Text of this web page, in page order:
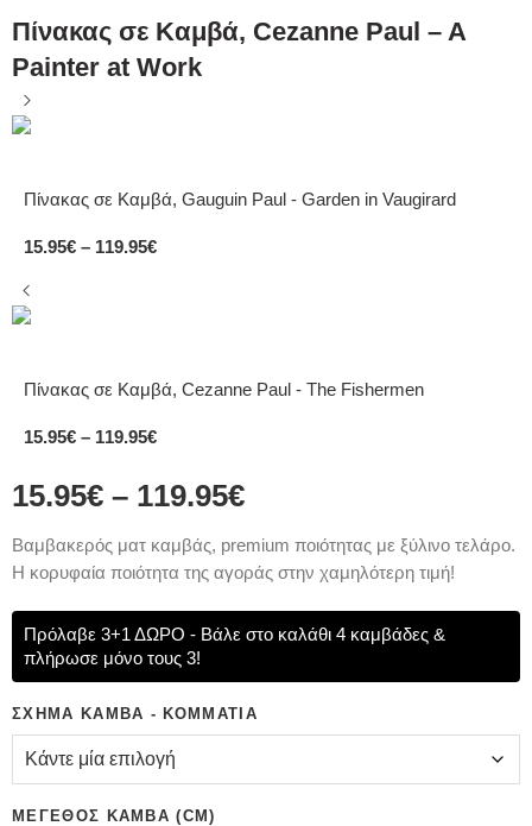
Πίνακας σε Καμβά, Cezanne Paul – A
Painter at Work
Πίνακας σε Καμβά, Gauguin Paul - Garden in Vaugirard
15.95€ – 119.95€
Πίνακας σε Καμβά, Cezanne Paul - The Fishermen
15.95€ – 119.95€
15.95€ – 119.95€
Bαμβακερός ματ καμβάς, premium ποιότητας με ξύλινο τελάρο.
Η κορυφαία ποιότητα της αγοράς στην χαμηλότερη τιμή!
Πρόλαβε 3+1 ΔΩΡΟ - Βάλε στο καλάθι 4 καμβάδες &
πλήρωσε μόνο τους 3!
ΣΧΉΜΑ ΚΑΜΒΆ - ΚΟΜΜΆΤΙΑ
ΜΈΓΕΘΟΣ ΚΑΜΒΆ (CM)